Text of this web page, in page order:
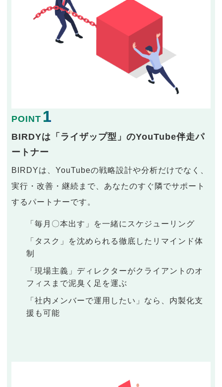
POINT 1
BIRDYは「ライザップ型」のYouTube伴走パ
ートナー
BIRDYは、YouTubeの戦略設計や分析だけでなく、
実行・改善・継続まで、あなたのすぐ隣でサポート
するパートナーです。
「毎月〇本出す」を一緒にスケジューリング
「タスク」を沈められる徹底したリマインド体
制
「現場主義」ディレクターがクライアントのオ
フィスまで泥臭く足を運ぶ
「社内メンバーで運用したい」なら、内製化支
援も可能